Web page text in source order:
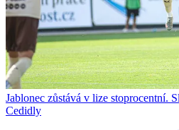
Jablonec zůstává v lize stoprocentní.
Cedidly